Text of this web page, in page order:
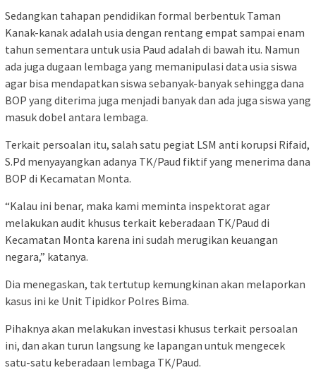
Sedangkan tahapan pendidikan formal berbentuk Taman
Kanak-kanak adalah usia dengan rentang empat sampai enam
tahun sementara untuk usia Paud adalah di bawah itu. Namun
ada juga dugaan lembaga yang memanipulasi data usia siswa
agar bisa mendapatkan siswa sebanyak-banyak sehingga dana
BOP yang diterima juga menjadi banyak dan ada juga siswa yang
masuk dobel antara lembaga.
Terkait persoalan itu, salah satu pegiat LSM anti korupsi Rifaid,
S.Pd menyayangkan adanya TK/Paud fiktif yang menerima dana
BOP di Kecamatan Monta.
“Kalau ini benar, maka kami meminta inspektorat agar
melakukan audit khusus terkait keberadaan TK/Paud di
Kecamatan Monta karena ini sudah merugikan keuangan
negara,” katanya.
Dia menegaskan, tak tertutup kemungkinan akan melaporkan
kasus ini ke Unit Tipidkor Polres Bima.
Pihaknya akan melakukan investasi khusus terkait persoalan
ini, dan akan turun langsung ke lapangan untuk mengecek
satu-satu keberadaan lembaga TK/Paud.